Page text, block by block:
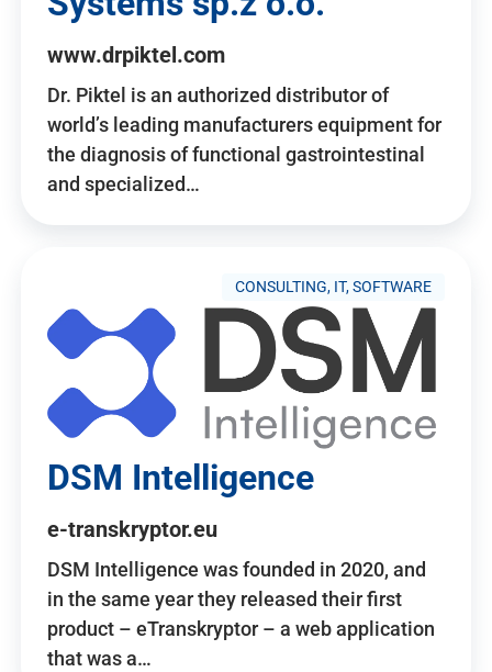
www.drpiktel.com
Dr. Piktel is an authorized distributor of
world’s leading manufacturers equipment for
the diagnosis of functional gastrointestinal
and specialized…
CONSULTING, IT, SOFTWARE
DSM Intelligence
e-transkryptor.eu
DSM Intelligence was founded in 2020, and
in the same year they released their first
product – eTranskryptor – a web application
that was a…